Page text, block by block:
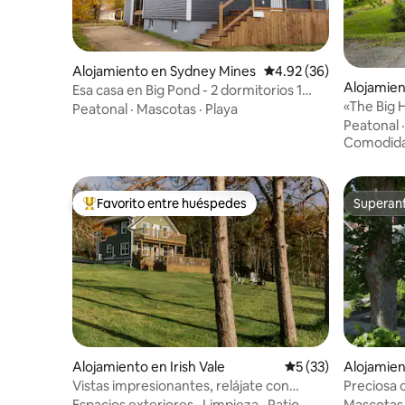
Alojamiento en Sydney Mines Calificación
4.92 (36)
Esa casa en Big Pond - 2 dormitorios 1
baño con vistas al mar
Peatonal · Mascotas · Playa
«The Big
Peatonal ·
Favorito entre huéspedes preferido
Favorito entre huéspedes
Alojamiento en Irish Vale Calificación
5 (33)
Vistas impresionantes, relájate con
Preciosa